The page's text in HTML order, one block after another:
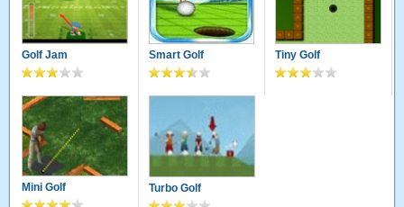
Golf Jam Smart Golf Tiny Golf
Mini Golf Turbo Golf